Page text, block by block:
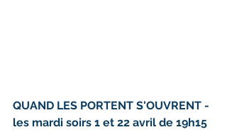
QUAND LES PORTENT S'OUVRENT -
les mardi soirs 1 et 22 avril de 19h15